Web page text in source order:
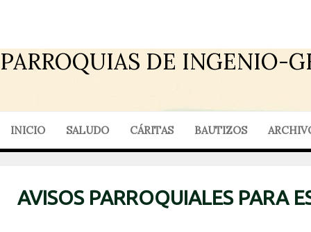
PARROQUIAS DE INGENIO-
INICIO SALUDO CÁRITAS BAUTIZOS
AVISOS PARROQUIALES PARA